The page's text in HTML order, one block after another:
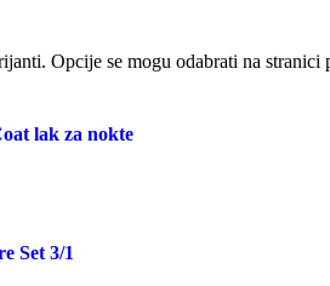
Opcije se mogu odabrati na stranici
lak za nokte
Set 3/1